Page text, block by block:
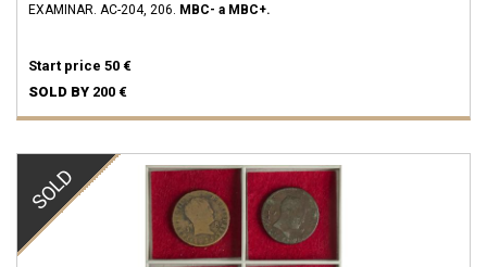
EXAMINAR. AC-204, 206. MBC- a MBC+.
Start price 50 €
SOLD BY 200 €
SOLD